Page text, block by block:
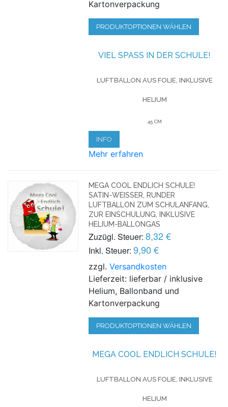
Kartonverpackung
PRODUKTOPTIONEN WÄHLEN
VIEL SPASS IN DER SCHULE!
LUFTBALLON AUS FOLIE, INKLUSIVE
HELIUM
45 CM
INFO
Mehr erfahren
MEGA COOL ENDLICH SCHULE!
SATIN-WEISSER, RUNDER L
UFTBALLON ZUM SCHULANFANG, Z
UR EINSCHULUNG, INKLUSIVE H
ELIUM-BALLONGAS
Zuzügl. Steuer: 8,32 €
Inkl. Steuer: 9,90 €
zzgl.Versandkosten
Lieferzeit: lieferbar / inklusive
Helium, Ballonband und
Kartonverpackung
PRODUKTOPTIONEN WÄHLEN
MEGA COOL ENDLICH SCHULE!
LUFTBALLON AUS FOLIE, INKLUSIVE
HELIUM